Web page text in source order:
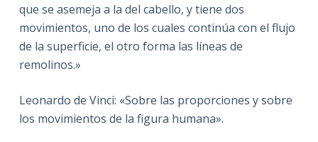
n
o
que se asemeja a la del cabello, y tiene dos
movimientos, uno de los cuales continúa con el flujo
de la superficie, el otro forma las líneas de
remolinos.»
Leonardo de Vinci: «Sobre las proporciones y sobre
los movimientos de la figura humana».